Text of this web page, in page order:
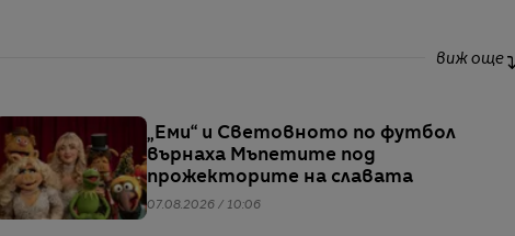
виж още
„Еми“ и Световното по футбол
върнаха Мъпетите под
прожекторите на славата
07.08.2026 / 10:06